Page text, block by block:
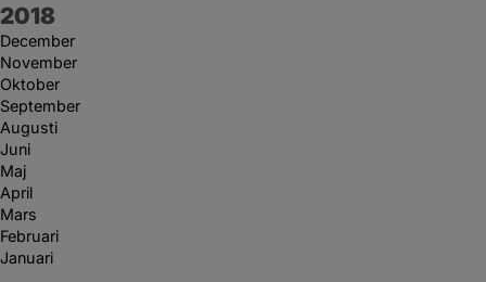
År:
2018
December
November
Oktober
September
Augusti
Juni
Maj
April
Mars
Februari
Januari